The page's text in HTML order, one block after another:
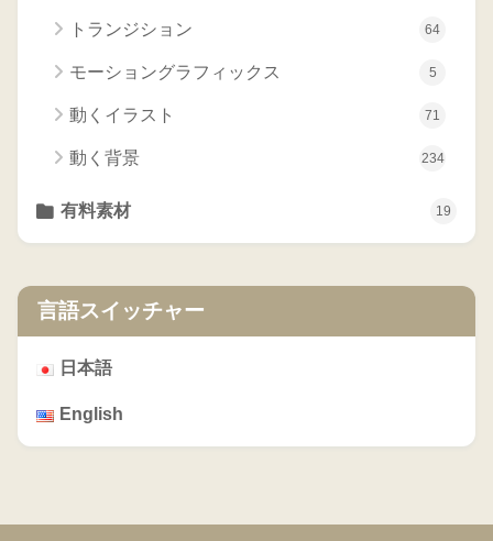
トランジション 64
モーショングラフィックス 5
動くイラスト 71
動く背景 234
有料素材 19
言語スイッチャー
日本語
English